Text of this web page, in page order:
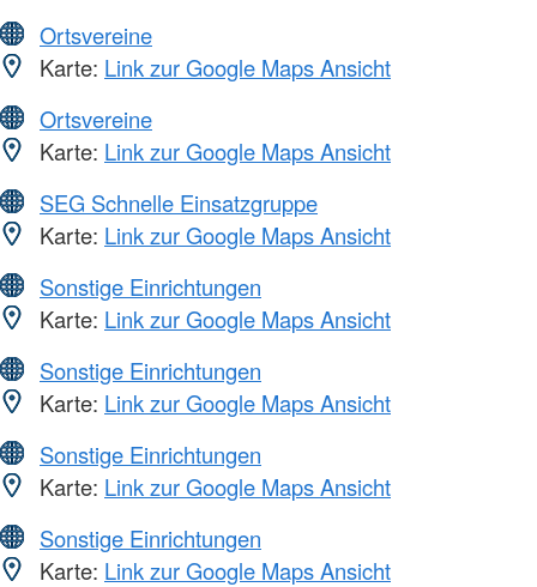
Ortsvereine
Karte: Link zur Google Maps Ansicht
Ortsvereine
Karte: Link zur Google Maps Ansicht
SEG Schnelle Einsatzgruppe
Karte: Link zur Google Maps Ansicht
Sonstige Einrichtungen
Karte: Link zur Google Maps Ansicht
Sonstige Einrichtungen
Karte: Link zur Google Maps Ansicht
Sonstige Einrichtungen
Karte: Link zur Google Maps Ansicht
Sonstige Einrichtungen
Karte: Link zur Google Maps Ansicht